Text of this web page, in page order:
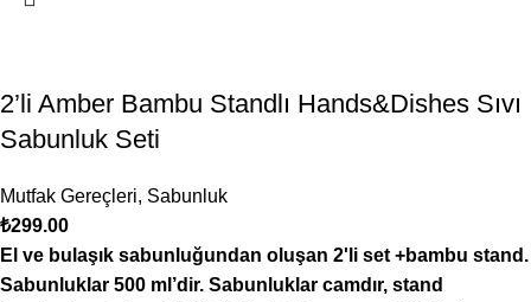
2’li Amber Bambu Standlı Hands&Dishes Sıvı
Sabunluk Seti
Mutfak Gereçleri, Sabunluk
₺299.00
El ve bulaşık sabunluğundan oluşan 2'li set +bambu stand.
Sabunluklar 500 ml’dir. Sabunluklar camdır, stand